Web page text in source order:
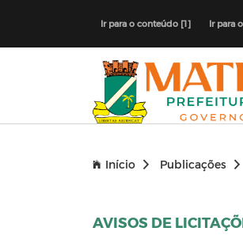
Ir para o conteúdo [1] Ir para
Início Publicações
AVISOS DE